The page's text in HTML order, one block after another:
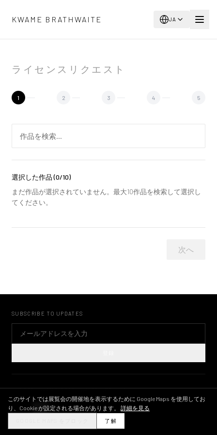
KWAME BRATHWAITE
JA
ライセンスリクエスト
1 2 3 4 5
選択した作品(0/10)
まだ作品が選択されていません。最大10作品を検索して選択し
てください。
次へ
SUBSCRIBE TO UPDATES
©2026KWAME BRATHWAITE ARCHIVE
プライバシーポリシー利用規約画像ライセンスINSTAGRAM
THEME
このサイトでは展覧会の開催地を表示するために Google Maps を使用してお
り、Cookie が設定される場合があります。
詳細を見る
了解